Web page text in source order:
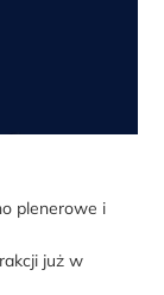
plenerowe i
już w